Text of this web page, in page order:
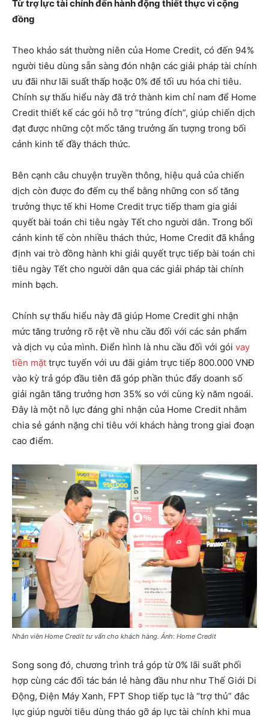
Từ trợ lực tài chính đến hành động thiết thực vì cộng
đồng
Theo khảo sát thường niên của Home Credit, có đến 94%
người tiêu dùng sẵn sàng đón nhận các giải pháp tài chính
ưu đãi như lãi suất thấp hoặc 0% để tối ưu hóa chi tiêu.
Chính sự thấu hiểu này đã trở thành kim chỉ nam để Home
Credit thiết kế các gói hỗ trợ “trúng đích”, giúp chiến dịch
đạt được những cột mốc tăng trưởng ấn tượng trong bối
cảnh kinh tế đầy thách thức.
Bên cạnh câu chuyện truyền thông, hiệu quả của chiến
dịch còn được đo đếm cụ thể bằng những con số tăng
trưởng thực tế khi Home Credit trực tiếp tham gia giải
quyết bài toán chi tiêu ngày Tết cho người dân. Trong bối
cảnh kinh tế còn nhiều thách thức, Home Credit đã khẳng
định vai trò đồng hành khi giải quyết trực tiếp bài toán chi
tiêu ngày Tết cho người dân qua các giải pháp tài chính
minh bạch.
Chính sự thấu hiểu này đã giúp Home Credit ghi nhận
mức tăng trưởng rõ rệt về nhu cầu đối với các sản phẩm
và dịch vụ của mình. Điển hình là nhu cầu đối với gói vay
tiền mặt trực tuyến với ưu đãi giảm trực tiếp 800.000 VNĐ
vào kỳ trả góp đầu tiên đã góp phần thúc đẩy doanh số
giải ngân tăng trưởng hơn 35% so với cùng kỳ năm ngoái.
Đây là một nỗ lực đáng ghi nhận của Home Credit nhằm
chia sẻ gánh nặng chi tiêu với khách hàng trong giai đoạn
cao điểm.
Nhân viên Home Credit tư vấn cho khách hàng. Ảnh: Home Credit
Song song đó, chương trình trả góp từ 0% lãi suất phối
hợp cùng các đối tác bán lẻ hàng đầu như như Thế Giới Di
Động, Điện Máy Xanh, FPT Shop tiếp tục là “trợ thủ” đắc
lực giúp người tiêu dùng tháo gỡ áp lực tài chính khi mua